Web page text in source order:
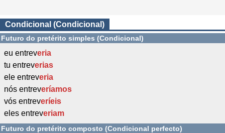
Condicional (Condicional)
Futuro do pretérito simples (Condicional)
eu entreveria
tu entreverias
ele entreveria
nós entreveríamos
vós entreveríeis
eles entreveriam
Futuro do pretérito composto (Condicional perfecto)